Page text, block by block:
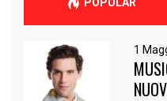
POPULAR
1